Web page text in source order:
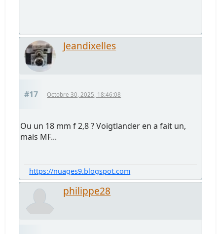
Jeandixelles
#17 Octobre 30, 2025, 18:46:08
Ou un 18 mm f 2,8 ? Voigtlander en a fait un,
mais MF...
https://nuages9.blogspot.com
philippe28